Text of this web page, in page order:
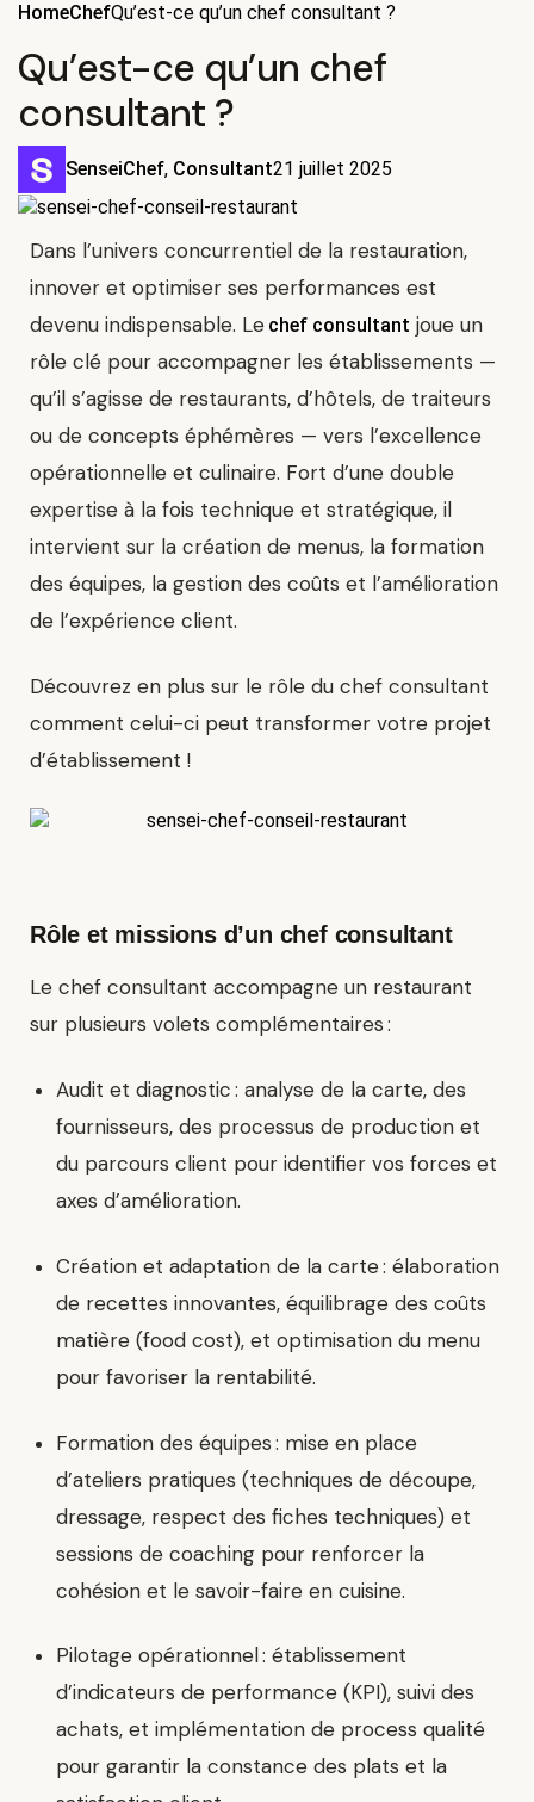
HomeChefQu’est-ce qu’un chef consultant ?
Qu’est-ce qu’un chef
consultant ?
SenseiChef, Consultant21 juillet 2025
Dans l’univers concurrentiel de la restauration,
innover et optimiser ses performances est
devenu indispensable. Le chef consultant joue un
rôle clé pour accompagner les établissements —
qu’il s’agisse de restaurants, d’hôtels, de traiteurs
ou de concepts éphémères — vers l’excellence
opérationnelle et culinaire. Fort d’une double
expertise à la fois technique et stratégique, il
intervient sur la création de menus, la formation
des équipes, la gestion des coûts et l’amélioration
de l’expérience client.
Découvrez en plus sur le rôle du chef consultant
comment celui-ci peut transformer votre projet
d’établissement !
Rôle et missions d’un chef consultant
Le chef consultant accompagne un restaurant
sur plusieurs volets complémentaires :
Audit et diagnostic : analyse de la carte, des
fournisseurs, des processus de production et
du parcours client pour identifier vos forces et
axes d’amélioration.
Création et adaptation de la carte : élaboration
de recettes innovantes, équilibrage des coûts
matière (food cost), et optimisation du menu
pour favoriser la rentabilité.
Formation des équipes : mise en place
d’ateliers pratiques (techniques de découpe,
dressage, respect des fiches techniques) et
sessions de coaching pour renforcer la
cohésion et le savoir-faire en cuisine.
Pilotage opérationnel : établissement
d’indicateurs de performance (KPI), suivi des
achats, et implémentation de process qualité
pour garantir la constance des plats et la